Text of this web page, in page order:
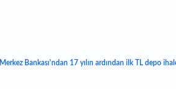
Merkez Bankası'ndan 17 yılın ardından ilk TL depo